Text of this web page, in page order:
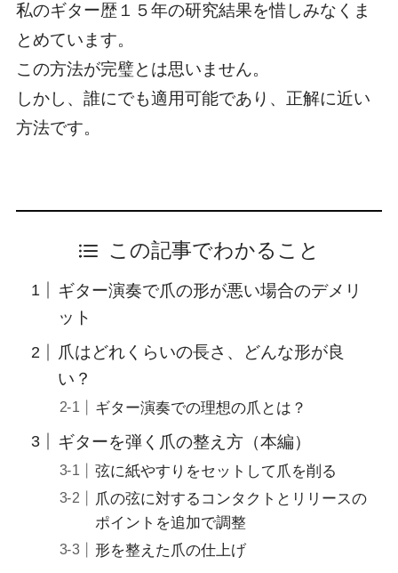
私のギター歴１５年の研究結果を惜しみなくま
とめています。
この方法が完璧とは思いません。
しかし、誰にでも適用可能であり、正解に近い
方法です。
この記事でわかること
ギター演奏で爪の形が悪い場合のデメリ
ット
爪はどれくらいの長さ、どんな形が良
い？
ギター演奏での理想の爪とは？
ギターを弾く爪の整え方（本編）
弦に紙やすりをセットして爪を削る
爪の弦に対するコンタクトとリリースの
ポイントを追加で調整
形を整えた爪の仕上げ